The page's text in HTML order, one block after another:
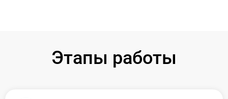
Этапы работы